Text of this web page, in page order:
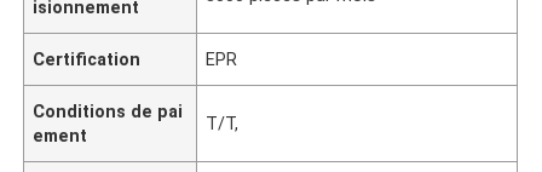
isionnement
Certification EPR
Conditions de pai
ement
T/T,